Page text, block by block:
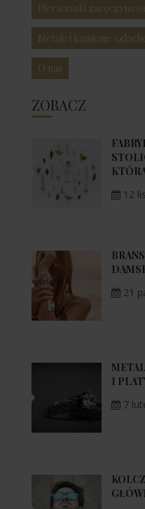
Pierścionki
Metale i kamienie
O nas
ZOBACZ
12
21
I
7